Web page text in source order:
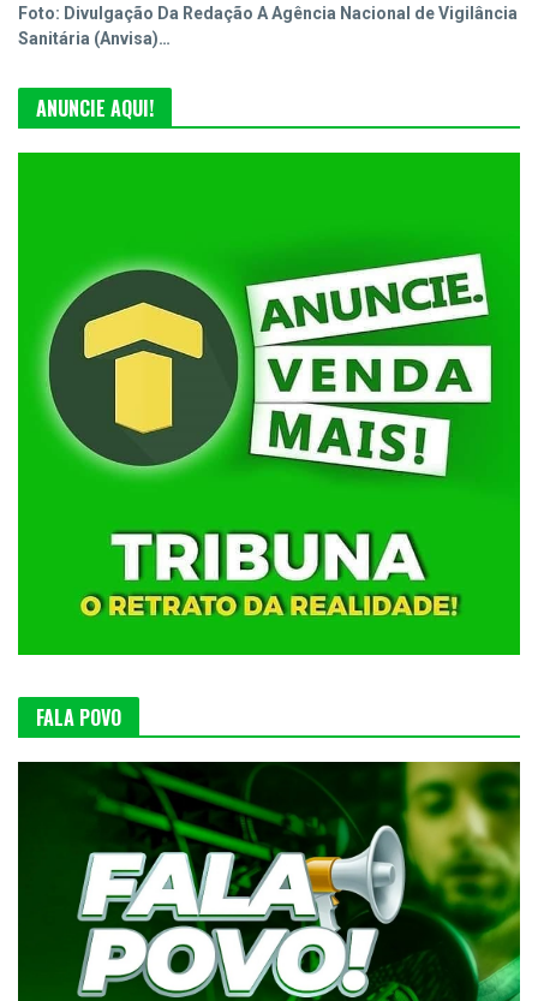
Foto: Divulgação Da Redação A Agência Nacional de Vigilância
Sanitária (Anvisa)…
ANUNCIE AQUI!
FALA POVO